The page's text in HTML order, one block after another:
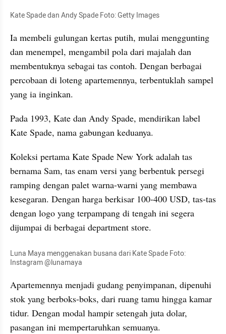
Kate Spade dan Andy Spade Foto: Getty Images
Ia membeli gulungan kertas putih, mulai menggunting
dan menempel, mengambil pola dari majalah dan
membentuknya sebagai tas contoh. Dengan berbagai
percobaan di loteng apartemennya, terbentuklah sampel
yang ia inginkan.
Pada 1993, Kate dan Andy Spade, mendirikan label
Kate Spade, nama gabungan keduanya.
Koleksi pertama Kate Spade New York adalah tas
bernama Sam, tas enam versi yang berbentuk persegi
ramping dengan palet warna-warni yang membawa
kesegaran. Dengan harga berkisar 100-400 USD, tas-tas
dengan logo yang terpampang di tengah ini segera
dijumpai di berbagai department store.
Luna Maya menggenakan busana dari Kate Spade Foto:
Instagram @lunamaya
Apartemennya menjadi gudang penyimpanan, dipenuhi
stok yang berboks-boks, dari ruang tamu hingga kamar
tidur. Dengan modal hampir setengah juta dolar,
pasangan ini mempertaruhkan semuanya.